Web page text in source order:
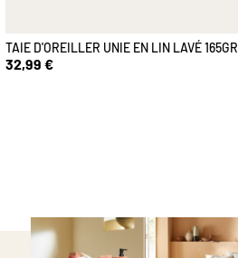
TAIE D'OREILLER UNIE EN LIN LAVÉ 165GR
32,99 €